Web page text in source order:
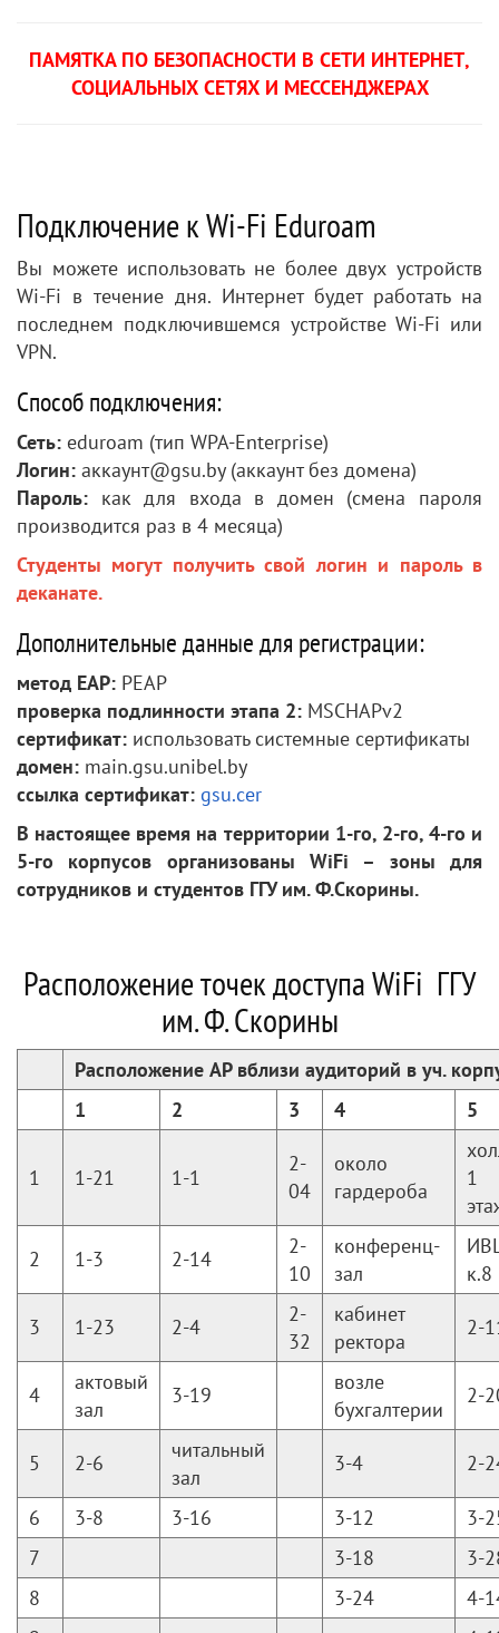
ПАМЯТКА ПО БЕЗОПАСНОСТИ В СЕТИ ИНТЕРНЕТ,
СОЦИАЛЬНЫХ СЕТЯХ И МЕССЕНДЖЕРАХ
Подключение к Wi-Fi Eduroam
Вы можете использовать не более двух устройств
Wi-Fi в течение дня. Интернет будет работать на
последнем подключившемся устройстве Wi-Fi или
VPN.
Способ подключения:
Сеть: eduroam (тип WPA-Enterprise)
Логин: аккаунт@gsu.by (аккаунт без домена)
Пароль: как для входа в домен (смена пароля
производится раз в 4 месяца)
Студенты могут получить свой логин и пароль в
деканате.
Дополнительные данные для регистрации:
метод EAP: PEAP
проверка подлинности этапа 2: MSCHAPv2
сертификат: использовать системные сертификаты
домен: main.gsu.unibel.by
ссылка сертификат: gsu.cer
В настоящее время на территории 1-го, 2-го, 4-го и
5-го корпусов организованы WiFi – зоны для
сотрудников и студентов ГГУ им. Ф.Скорины.
Расположение точек доступа WiFi ГГУ
им. Ф. Скорины
Расположение AP вблизи аудиторий в уч.
1
2 3 4 5
1 1-21 1-1
2-
04
около
гардероба
1
2 1-3 2-14
2-
10
конференц-
зал
к.8
3 1-23 2-4
2-
32
кабинет
ректора
2-
4
актовый
зал
3-19
возле
бухгалтерии
2-
5 2-6
читальный
зал
3-4 2-
6 3-8 3-16 3-12
3-
7
3-18
3-
8
3-24
4-